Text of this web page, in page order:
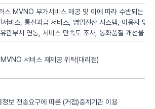
스 MVNO 부가서비스 제공 및 이에 따라 수반되는
서비스, 통신과금 서비스, 영업전산 시스템, 이용자 및
관부서 연동, 서비스 만족도 조사, 통화품질 개선을 위
서비스 재제공 위탁(대리점)
정보 전송요구에 따른 (거점)중계기관 이용